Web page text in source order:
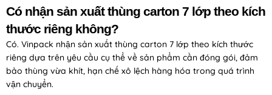
Có nhận sản xuất thùng carton 7 lớp theo kích
thước riêng không?
Có. Vinpack nhận sản xuất thùng carton 7 lớp theo kích thước
riêng dựa trên yêu cầu cụ thể về sản phẩm cần đóng gói, đảm
bảo thùng vừa khít, hạn chế xô lệch hàng hóa trong quá trình
vận chuyển.